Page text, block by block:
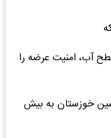
آب، امنیت عرضه را
خوزستان به بیش